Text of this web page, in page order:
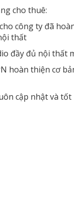
cho thuê:
công ty đã
thất
đầy đủ nội thất
hoàn thiện cơ
cập nhật và